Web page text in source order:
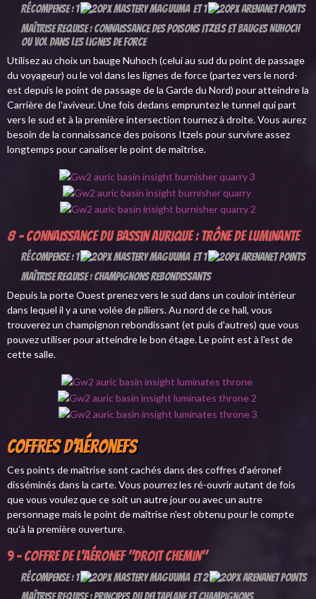
Récompense : 1
et 1
Maîtrise requise : Connaissance des poisons itzels et Bauges Nuhoch
ou Vol dans les lignes de force
Utilisez au choix un bauge Nuhoch (celui au sud du point de passage
du voyageur) ou le vol dans les lignes de force (partez vers le nord-
est depuis le point de passage de la Garde du Nord) pour atteindre la
Carrière de l'aviveur. Une fois dedans empruntez le tunnel qui part
vers le sud et à la première intersection tournez à droite. Vous aurez
besoin de la connaissance des poisons Itzels pour survivre assez
longtemps pour canaliser le point de maîtrise.
8 - Connaissance du Bassin aurique : Trône de Luminante
Récompense : 1
et 1
Maîtrise requise : Champignons rebondissants
Depuis la porte Ouest prenez vers le sud dans un couloir intérieur
dans lequel il y a une volée de piliers. Au nord de ce hall, vous
trouverez un champignon rebondissant (et puis d'autres) que vous
pouvez utiliser pour atteindre le bon étage. Le point est à l'est de
cette salle.
Coffres d'Aéronefs
Ces points de maîtrise sont cachés dans des coffres d'aéronef
disséminés dans la carte. Vous pourrez les ré-ouvrir autant de fois
que vous voulez que ce soit un autre jour ou avec un autre
personnage mais le point de maîtrise n'est obtenu pour le compte
qu'à la première ouverture.
9 - Coffre de l'aéronef "Droit chemin"
Récompense : 1
et 2